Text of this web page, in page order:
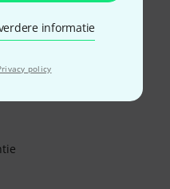
informatie
policy
Bankoverschrijving,
,Klarna Betaal in 3